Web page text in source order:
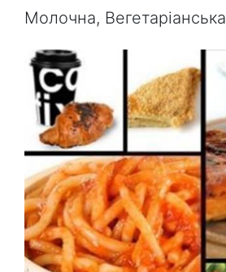
Молочна, Вегетаріанська